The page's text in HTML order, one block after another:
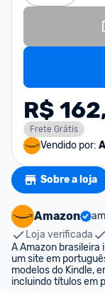
R$
Frete Grátis
Vendido por:
Sobre a loja
Amazon
Loja verificada
A Amazon
um site em
modelos do Kindle,
incluindo títulos em